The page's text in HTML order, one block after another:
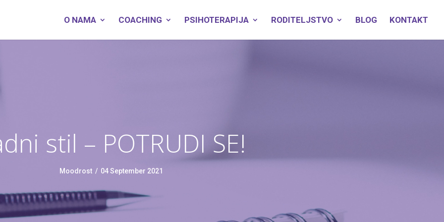
O NAMA COACHING PSIHOTERAPIJA RODITELJSTVO BLOG KONTAKT
stil – POTRUDI SE!
Moodrost / 04 September 2021